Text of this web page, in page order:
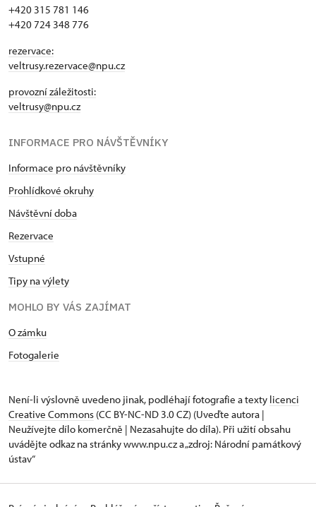
+420 315 781 146
+420 724 348 776
rezervace:
veltrusy.rezervace@npu.cz
provozní záležitosti:
veltrusy@npu.cz
INFORMACE PRO NÁVŠTĚVNÍKY
Informace pro návštěvníky
Prohlídkové okruhy
Návštěvní doba
Rezervace
Vstupné
Tipy na výlety
MOHLO BY VÁS ZAJÍMAT
O zámku
Fotogalerie
Není-li výslovně uvedeno jinak, podléhají fotografie a texty licenci
Creative Commons (CC BY-NC-ND 3.0 CZ) (Uveďte autora |
Neužívejte dílo komerčně | Nezasahujte do díla). Při užití obsahu
uvádějte odkaz na stránky www.npu.cz a „zdroj: Národní památkový
ústav“